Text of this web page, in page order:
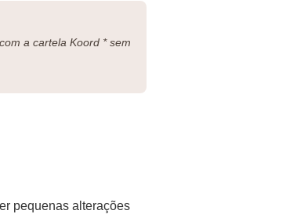
a cartela Koord * sem
pequenas alterações